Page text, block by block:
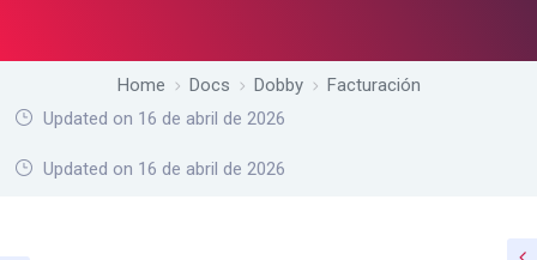
Home Docs Dobby
Facturación
Updated on 16 de abril de 2026
Updated on 16 de abril de 2026